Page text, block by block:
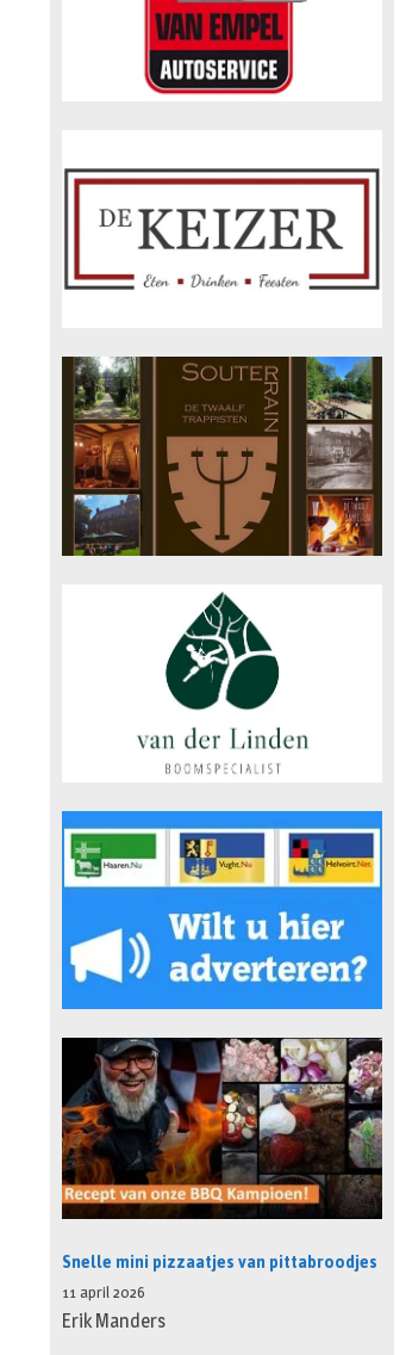
Snelle mini pizzaatjes van pittabroodjes
11 april 2026
Erik Manders